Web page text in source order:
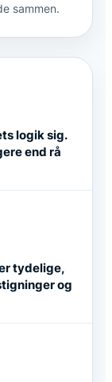
sammen.
logik sig.
end rå
tydelige,
og